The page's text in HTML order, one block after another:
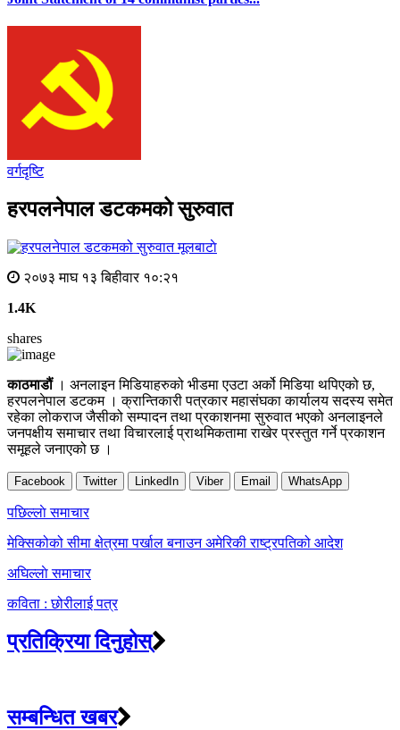
वर्गदृष्टि
हरपलनेपाल डटकमको सुरुवात
मूलबाटाे
२०७३ माघ १३ बिहीवार १०:२१
1.4K
shares
काठमाडौं। अनलाइन मिडियाहरुको भीडमा एउटा अर्को मिडिया थपिएको छ,
हरपलनेपाल डटकम । क्रान्तिकारी पत्रकार महासंघका कार्यालय सदस्य समेत
रहेका लोकराज जैसीको सम्पादन तथा प्रकाशनमा सुरुवात भएको अनलाइनले
जनपक्षीय समाचार तथा विचारलाई प्राथमिकतामा राखेर प्रस्तुत गर्ने प्रकाशन
समूहले जनाएको छ ।
Facebook Twitter LinkedIn Viber Email WhatsApp
Post
navigation
पछिल्लाे समाचार
मेक्सिकोको सीमा क्षेत्रमा पर्खाल बनाउन अमेरिकी राष्ट्रपतिको आदेश
अघिल्लाे समाचार
कविता : छोरीलाई पत्र
प्रतिक्रिया दिनुहोस्
सम्बन्धित खबर